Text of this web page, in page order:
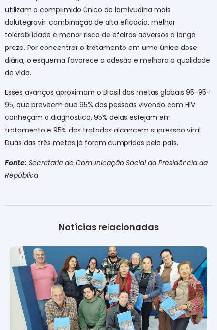
utilizam o comprimido único de lamivudina mais
dolutegravir, combinação de alta eficácia, melhor
tolerabilidade e menor risco de efeitos adversos a longo
prazo. Por concentrar o tratamento em uma única dose
diária, o esquema favorece a adesão e melhora a qualidade
de vida.
Esses avanços aproximam o Brasil das metas globais 95-95-
95, que preveem que 95% das pessoas vivendo com HIV
conheçam o diagnóstico, 95% delas estejam em
tratamento e 95% das tratadas alcancem supressão viral.
Duas das três metas já foram cumpridas pelo país.
Fonte: Secretaria de Comunicação Social da Presidência da
República
Notícias relacionadas